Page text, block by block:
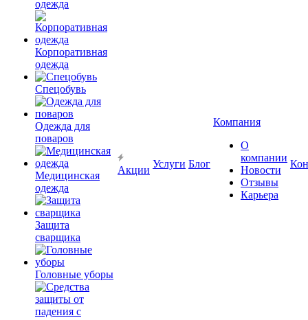
одежда
Корпоративная
одежда
Спецобувь
Одежда для
поваров
Медицинская
одежда
Защита
сварщика
Головные уборы
Акции
Услуги Блог
Компания
О
компании
Новости
Отзывы
Карьера